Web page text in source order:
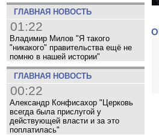
ГЛАВНАЯ НОВОСТЬ
01:22
Владимир Милов "Я такого
"никакого" правительства ещё не
помню в нашей истории"
ГЛАВНАЯ НОВОСТЬ
00:22
Александр Конфисахор "Церковь
всегда была прислугой у
действующей власти и за это
поплатилась"